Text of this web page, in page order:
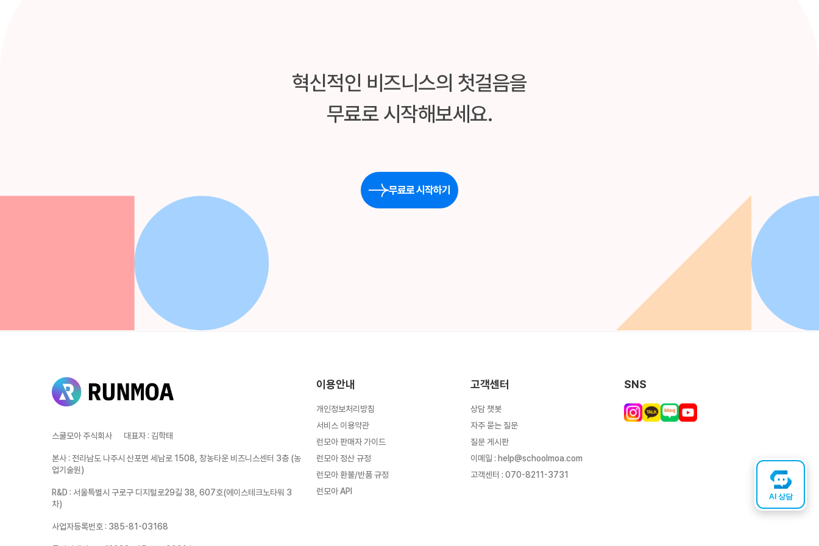
혁신적인 비즈니스의 첫걸음을
무료로 시작해보세요.
무료로 시작하기
스쿨모아 주식회사 대표자: 김학태
본사: 전라남도 나주시 산포면 세남로 1508, 창농타운 비즈니스센터 3층 (농
업기술원)
R&D : 서울특별시 구로구 디지털로29길 38, 607호(에이스테크노타워 3
차)
사업자등록번호: 385-81-03168
이용안내
개인정보처리방침
서비스 이용약관
런모아 판매자 가이드
런모아 정산 규정
런모아 환불/반품 규정
런모아 API
고객센터
상담 챗봇
자주 묻는 질문
질문 게시판
이메일 : help@schoolmoa.com
고객센터 : 070-8211-3731
SNS
AI 상담